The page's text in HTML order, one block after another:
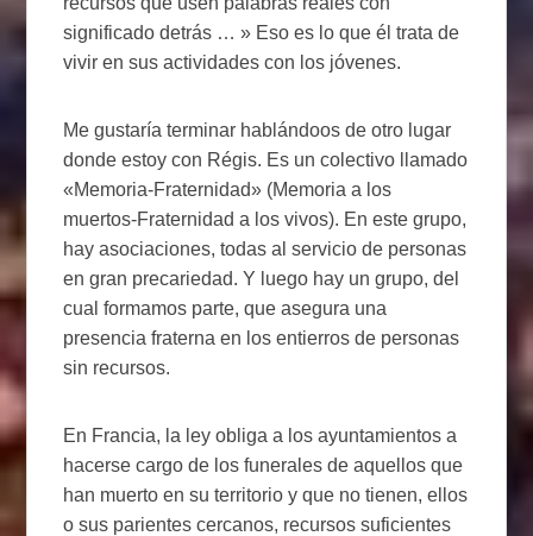
significado detrás … » Eso es lo que él trata de
vivir en sus actividades con los jóvenes.
Me gustaría terminar hablándoos de otro lugar
donde estoy con Régis. Es un colectivo llamado
«Memoria-Fraternidad» (Memoria a los
muertos-Fraternidad a los vivos). En este grupo,
hay asociaciones, todas al servicio de personas
en gran precariedad. Y luego hay un grupo, del
cual formamos parte, que asegura una
presencia fraterna en los entierros de personas
sin recursos.
En Francia, la ley obliga a los ayuntamientos a
hacerse cargo de los funerales de aquellos que
han muerto en su territorio y que no tienen, ellos
o sus parientes cercanos, recursos suficientes